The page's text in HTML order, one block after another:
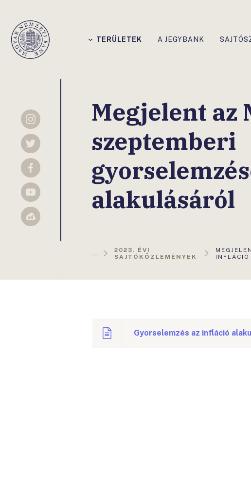
Magyar
Nemzeti
TERÜLETEK A JEGYBANK
Instagram
Twitter
Facebook
YouTube
Sellsy
Megjelent az
szeptemberi
alakulásáról
...
2023. ÉVI
SAJTÓKÖZLEMÉNYEK
AKTUÁLIS
OLDAL:
Gyorselemzés az infláció